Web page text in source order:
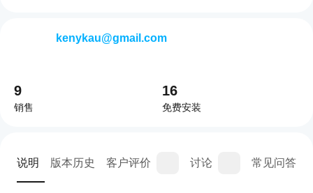
说明 版本历史 客户评价 讨论 常见问答
kenykau@gmail.com
9
销售
16
免费安装